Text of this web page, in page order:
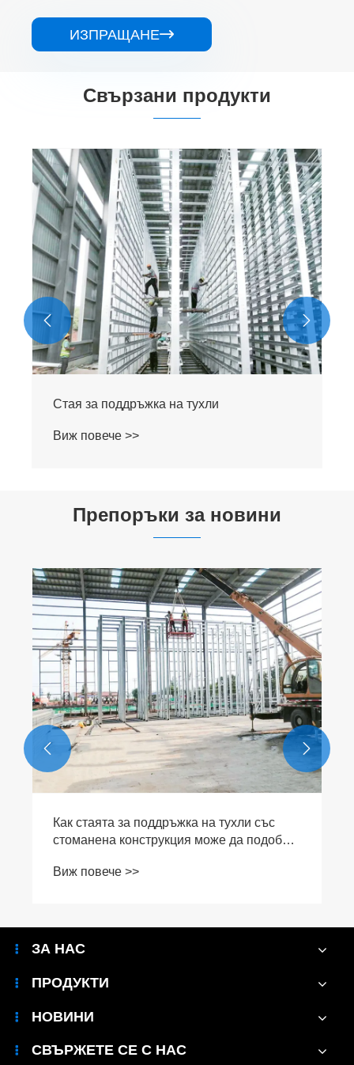
ИЗПРАЩАНЕ
Свързани продукти
Стоманена конструкция, втвърдяваща
пещ
Виж повече >>
 
Препоръки за новини
Как стаята за поддръжка на машини за
бетонни тухли може да подобри
надеждността на оборудването?
Виж повече >>
 
ЗА НАС
ПРОДУКТИ
НОВИНИ
СВЪРЖЕТЕ СЕ С НАС